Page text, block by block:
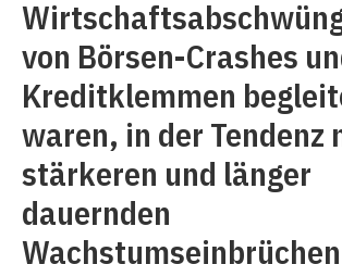
von Börsen-Crashes
Kreditklemmen
waren, in der Tendenz
stärkeren und länger
dauernden
Wachstumseinbrüchen